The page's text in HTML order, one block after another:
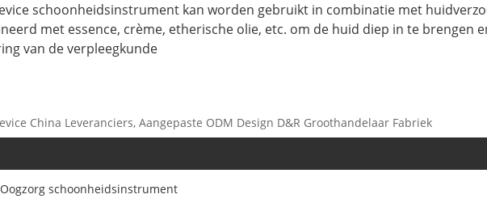
schoonheidsinstrument kan worden gebruikt in combinatie met
met essence, crème, etherische olie, etc. om de huid diep in te
van de verpleegkunde
China Leveranciers, Aangepaste ODM Design D&R Groothandelaar Fabriek
Oogzorg schoonheidsinstrument